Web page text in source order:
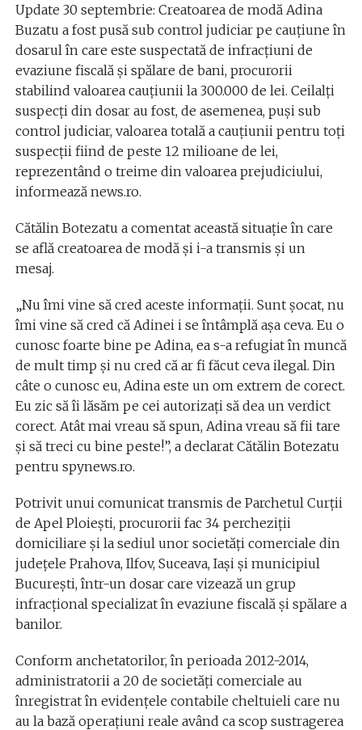
Update 30 septembrie: Creatoarea de modă Adina
Buzatu a fost pusă sub control judiciar pe cauţiune în
dosarul în care este suspectată de infracţiuni de
evaziune fiscală şi spălare de bani, procurorii
stabilind valoarea cauţiunii la 300.000 de lei. Ceilalţi
suspecţi din dosar au fost, de asemenea, puşi sub
control judiciar, valoarea totală a cauţiunii pentru toţi
suspecţii fiind de peste 12 milioane de lei,
reprezentând o treime din valoarea prejudiciului,
informează news.ro.
Cătălin Botezatu a comentat această situație în care
se află creatoarea de modă și i-a transmis și un
mesaj.
„Nu îmi vine să cred aceste informaţii. Sunt şocat, nu
îmi vine să cred că Adinei i se întâmplă aşa ceva. Eu o
cunosc foarte bine pe Adina, ea s-a refugiat în muncă
de mult timp şi nu cred că ar fi făcut ceva ilegal. Din
câte o cunosc eu, Adina este un om extrem de corect.
Eu zic să îi lăsăm pe cei autorizaţi să dea un verdict
corect. Atât mai vreau să spun, Adina vreau să fii tare
şi să treci cu bine peste!”, a declarat Cătălin Botezatu
pentru spynews.ro.
Potrivit unui comunicat transmis de Parchetul Curţii
de Apel Ploieşti, procurorii fac 34 percheziţii
domiciliare şi la sediul unor societăţi comerciale din
judeţele Prahova, Ilfov, Suceava, Iaşi şi municipiul
Bucureşti, într-un dosar care vizează un grup
infracţional specializat în evaziune fiscală şi spălare a
banilor.
Conform anchetatorilor, în perioada 2012-2014,
administratorii a 20 de societăţi comerciale au
înregistrat în evidenţele contabile cheltuieli care nu
au la bază operaţiuni reale având ca scop sustragerea